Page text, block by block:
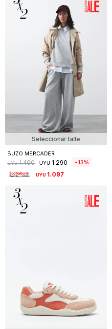
Seleccionar talle
BUZO MERCADER
UYU 1.490 UYU 1.290 13
UYU 1.097